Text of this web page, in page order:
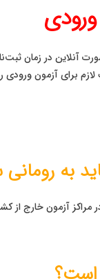
ورودی
لازم برای آزمون
آزمون خارج از